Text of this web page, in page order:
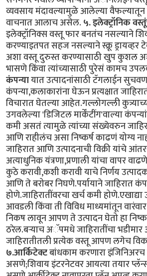
व्यवसाय मंदावल्यामुळे आलेल्या वैफल्यातून
वाचनात आलाच असेल.५. इलेक्ट्रॉनिक
इलेक्ट्रॉनिक्स वस्तू फार बनतंच नसल्याने
करण्याइतपत सहज नसल्याने स्क्रू ड्रायव्हर
अशा वस्तू दुरुस्त करण्यासाठी खुप कुशल
भासणे किंवा त्यांच्यासाठी पुरेसं कामच
कंपन्यायात उत्पादनांसाठी टॅगलाईन
कंपन्या,कलाकारांना घेऊन प्रत्यक्षात
विचारात घेतल्या आहेत.गल्लोगल्ली
उगवलेल्या 'डिजिटल मार्केंटींग'वाल्या
कमी असतं त्यामुळे त्यांच्या संख्येवरुन
आणि राहीलंच असा निष्कर्ष काढणं योग्य
जाहिरात आणि उत्पादनाची विक्री यांचे
अत्याधुनिक यंत्रणा,प्रणाली यांचा वापर
कुठे करावी,कशी करावी याचे निर्णय
आणि ते बरोबर निघणे.पर्यायाने जाहिरात
होणे.जाहिरातींवरचा खर्च कमी
आवडली किंवा ती विविध माध्यमांतून
निकष लावून आपण ते उत्पादन घेतो हा
ठरेल.बर्‍याच अॅपमधे जाहिरातींचा भडीमार
जाहिरातीतली प्रत्येक वस्तू आपण लगेच
७.आर्किटेक्टबांधकाम करणारा
असणे;शिवाय इंटरनेटवर आयत्या तयार